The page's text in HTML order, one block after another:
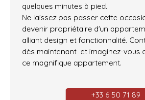
quelques minutes à pied.
Ne laissez pas passer cette
devenir propriétaire d'un
alliant design et fonctionnalité.
dès maintenant et imaginez-vous
ce magnifique appartement.
+33 6 50 71 89